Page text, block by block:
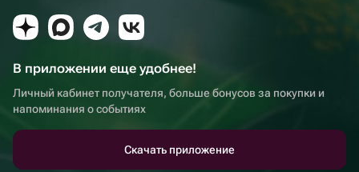
В приложении еще удобнее!
Личный кабинет получателя, больше бонусов за покупки и
напоминания о событиях
Скачать приложение